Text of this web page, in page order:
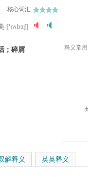
核心词汇
['rʌbɪʃ]
；碎屑 释义常
意思，词典释义与在线翻
解释义 英英释义